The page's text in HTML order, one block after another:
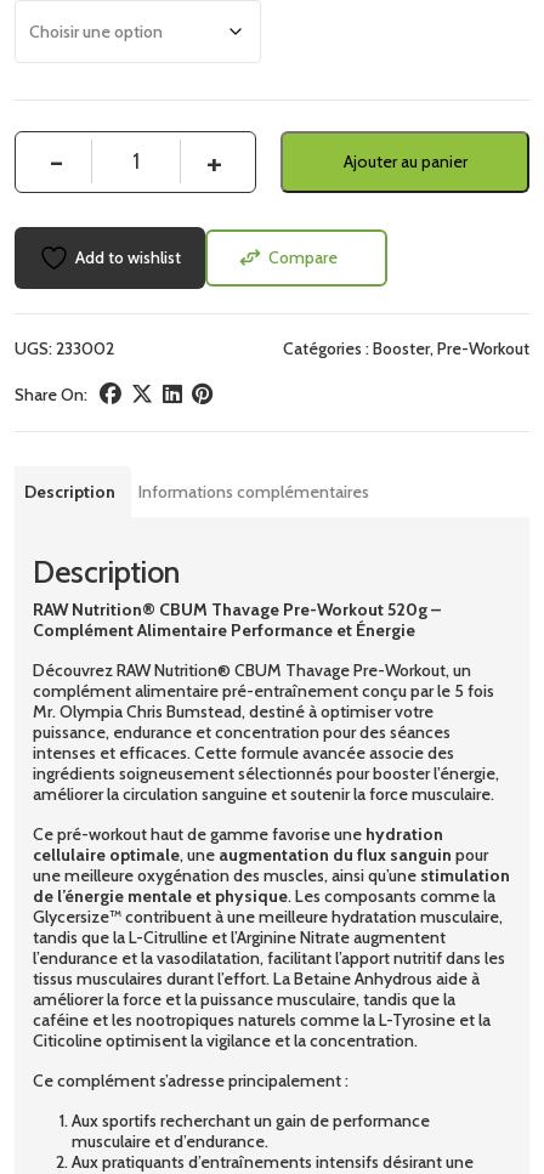
Ajouter au panier
Add to wishlist Compare
UGS:233002 Catégories :Booster, Pre-Workout
Share On:
Description Informations complémentaires
Description
RAW Nutrition® CBUM Thavage Pre-Workout 520g –
Complément Alimentaire Performance et Énergie
Découvrez RAW Nutrition® CBUM Thavage Pre-Workout, un
complément alimentaire pré-entraînement conçu par le 5 fois
Mr. Olympia Chris Bumstead, destiné à optimiser votre
puissance, endurance et concentration pour des séances
intenses et efficaces. Cette formule avancée associe des
ingrédients soigneusement sélectionnés pour booster l’énergie,
améliorer la circulation sanguine et soutenir la force musculaire.
Ce pré-workout haut de gamme favorise une hydration
cellulaire optimale, une augmentation du flux sanguin pour
une meilleure oxygénation des muscles, ainsi qu’une stimulation
de l’énergie mentale et physique. Les composants comme la
Glycersize™ contribuent à une meilleure hydratation musculaire,
tandis que la L-Citrulline et l’Arginine Nitrate augmentent
l’endurance et la vasodilatation, facilitant l’apport nutritif dans les
tissus musculaires durant l’effort. La Betaine Anhydrous aide à
améliorer la force et la puissance musculaire, tandis que la
caféine et les nootropiques naturels comme la L-Tyrosine et la
Citicoline optimisent la vigilance et la concentration.
Ce complément s’adresse principalement :
Aux sportifs recherchant un gain de performance
musculaire et d’endurance.
Aux pratiquants d’entraînements intensifs désirant une